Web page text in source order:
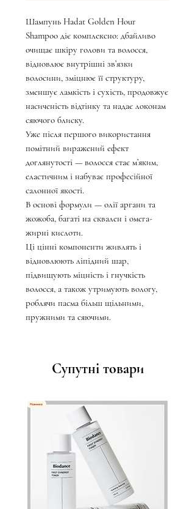
Шампунь Hadat Golden Hour
Shampoo діє комплексно: дбайливо
очищає шкіру голови та волосся,
відновлює внутрішні зв’язки
волосини, зміцнює її структуру,
зменшує ламкість і сухість, продовжує
насиченість відтінку та надає локонам
сяючого блиску.
Уже після першого використання
помітний виражений ефект
доглянутості — волосся стає м’яким,
еластичним і набуває професійної
салонної якості.
В основі формули — олії аргани та
жожоба, багаті на сквален і омега-
жирні кислоти.
Ці цінні компоненти живлять і
відновлюють ліпідний шар,
підвищують міцність і гнучкість
волосся, а також утримують вологу,
роблячи пасма більш щільними,
пружними та сяючими.
Супутні товари